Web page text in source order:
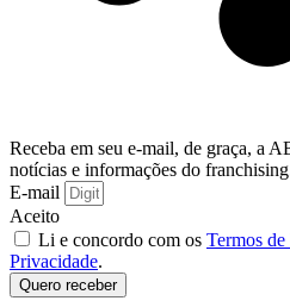
Receba em seu e-mail, de graça, a
notícias e informações do
E-mail
Aceito
Li e concordo com os Termos
Privacidade.
Quero receber